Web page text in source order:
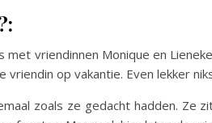
met vriendinnen Monique en
op vakantie. Even lekker
zoals ze gedacht hadden. Ze